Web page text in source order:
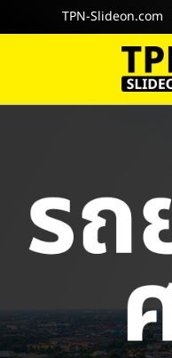
TPN-Slideon.com